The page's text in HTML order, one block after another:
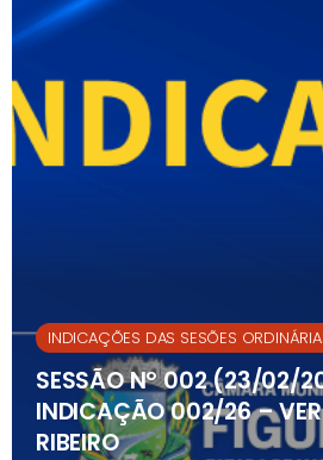
INDICAÇÕES DAS SESÕES
SESSÃO Nº 002 (23/02/
INDICAÇÃO 002/26 –
RIBEIRO